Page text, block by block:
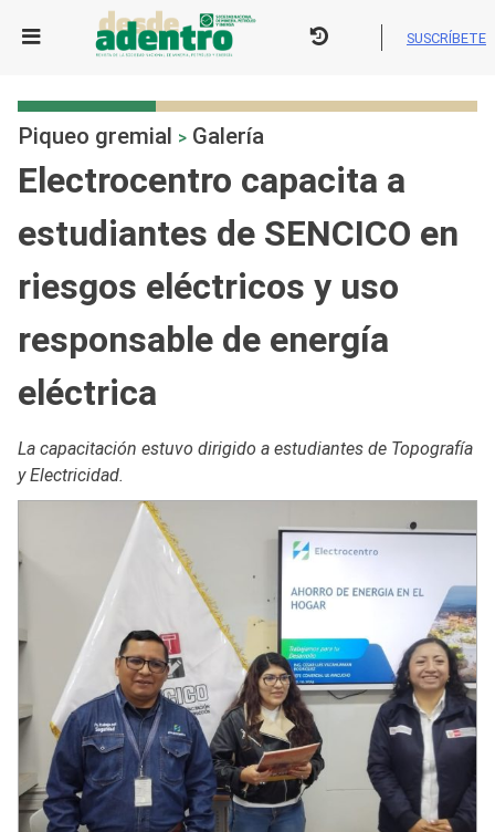
SUSCRÍBETE
Piqueo gremial > Galería
Electrocentro capacita a
estudiantes de SENCICO en
riesgos eléctricos y uso
responsable de energía
eléctrica
La capacitación estuvo dirigido a estudiantes de Topografía
y Electricidad.